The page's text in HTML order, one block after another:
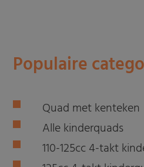
Populaire
Quad met kenteken
Alle kinderquads
110-125cc 4-takt